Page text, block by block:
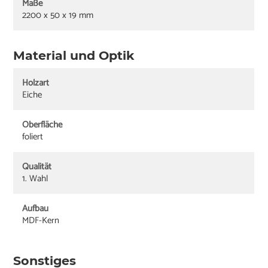
Maße
2200 x 50 x 19 mm
Material und Optik
Holzart
Eiche
Oberfläche
foliert
Qualität
1. Wahl
Aufbau
MDF-Kern
Sonstiges